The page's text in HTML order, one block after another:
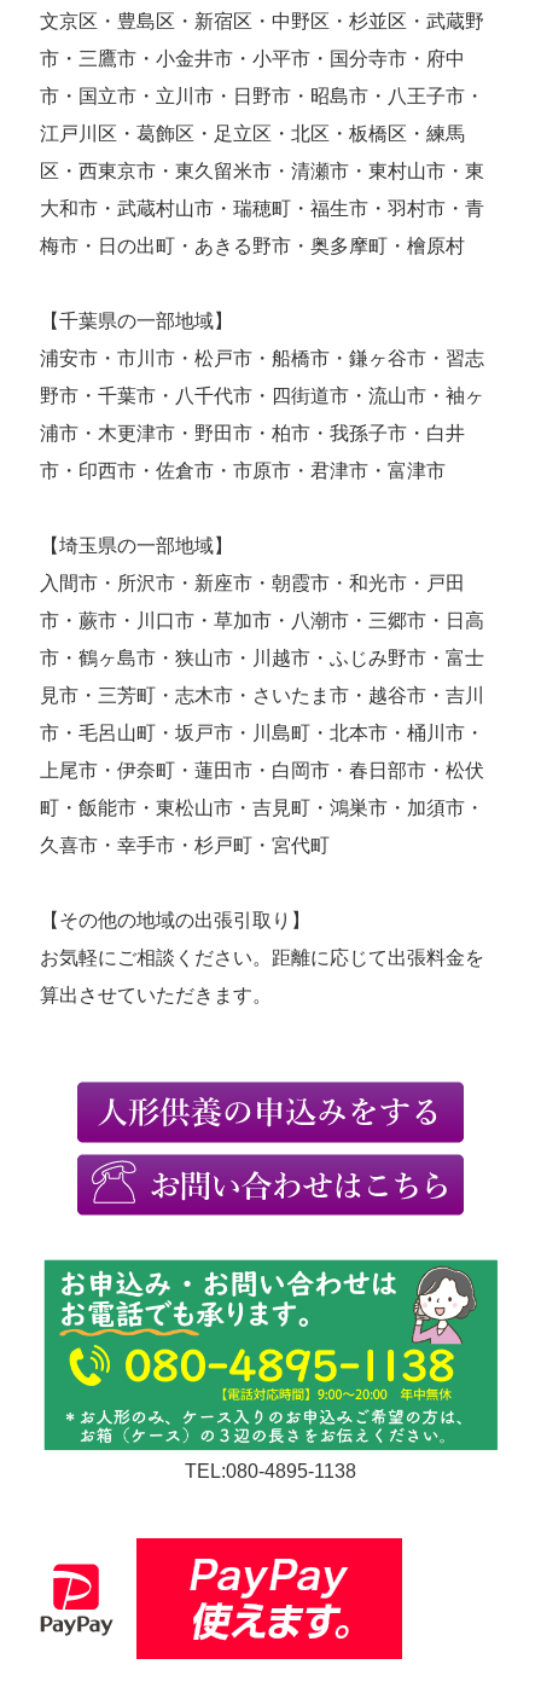
文京区・豊島区・新宿区・中野区・杉並区・武蔵野
市・三鷹市・小金井市・小平市・国分寺市・府中
市・国立市・立川市・日野市・昭島市・八王子市・
江戸川区・葛飾区・足立区・北区・板橋区・練馬
区・西東京市・東久留米市・清瀬市・東村山市・東
大和市・武蔵村山市・瑞穂町・福生市・羽村市・青
梅市・日の出町・あきる野市・奥多摩町・檜原村
【千葉県の一部地域】
浦安市・市川市・松戸市・船橋市・鎌ヶ谷市・習志
野市・千葉市・八千代市・四街道市・流山市・袖ヶ
浦市・木更津市・野田市・柏市・我孫子市・白井
市・印西市・佐倉市・市原市・君津市・富津市
【埼玉県の一部地域】
入間市・所沢市・新座市・朝霞市・和光市・戸田
市・蕨市・川口市・草加市・八潮市・三郷市・日高
市・鶴ヶ島市・狭山市・川越市・ふじみ野市・富士
見市・三芳町・志木市・さいたま市・越谷市・吉川
市・毛呂山町・坂戸市・川島町・北本市・桶川市・
上尾市・伊奈町・蓮田市・白岡市・春日部市・松伏
町・飯能市・東松山市・吉見町・鴻巣市・加須市・
久喜市・幸手市・杉戸町・宮代町
【その他の地域の出張引取り】
お気軽にご相談ください。距離に応じて出張料金を
算出させていただきます。
TEL:080-4895-1138